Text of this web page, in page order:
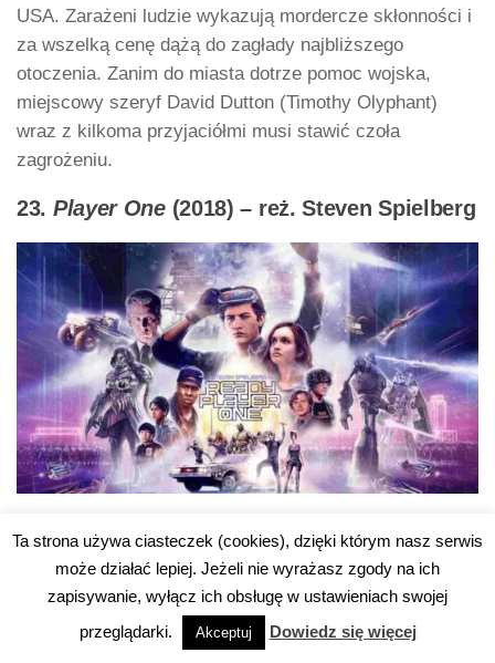
USA. Zarażeni ludzie wykazują mordercze skłonności i
za wszelką cenę dążą do zagłady najbliższego
otoczenia. Zanim do miasta dotrze pomoc wojska,
miejscowy szeryf David Dutton (Timothy Olyphant)
wraz z kilkoma przyjaciółmi musi stawić czoła
zagrożeniu.
23. Player One(2018) – reż. Steven Spielberg
fabuła rozgrywa się w świecie przyszłości. Ludzie żyją
w zdewastowanym, nieprzyjaznym i ponurym świecie,
a jedyną ucieczką od rzeczywistości jest wirtualna gra.
Każdy nosi zatem gogle, które przenoszą go do innego
Ta strona używa ciasteczek (cookies), dzięki którym nasz serwis
może działać lepiej. Jeżeli nie wyrażasz zgody na ich
zapisywanie, wyłącz ich obsługę w ustawieniach swojej
przeglądarki.
Akceptuj Dowiedz się więcej